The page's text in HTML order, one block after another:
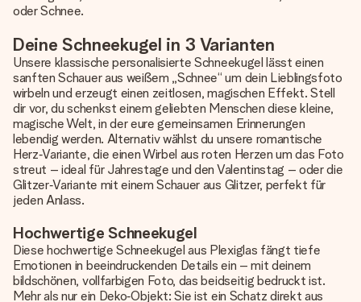
oder Schnee.
Deine Schneekugel in 3 Varianten
Unsere klassische personalisierte Schneekugel lässt einen
sanften Schauer aus weißem „Schnee“ um dein Lieblingsfoto
wirbeln und erzeugt einen zeitlosen, magischen Effekt. Stell
dir vor, du schenkst einem geliebten Menschen diese kleine,
magische Welt, in der eure gemeinsamen Erinnerungen
lebendig werden. Alternativ wählst du unsere romantische
Herz‑Variante, die einen Wirbel aus roten Herzen um das Foto
streut – ideal für Jahrestage und den Valentinstag – oder die
Glitzer‑Variante mit einem Schauer aus Glitzer, perfekt für
jeden Anlass.
Hochwertige Schneekugel
Diese hochwertige Schneekugel aus Plexiglas fängt tiefe
Emotionen in beeindruckenden Details ein – mit deinem
bildschönen, vollfarbigen Foto, das beidseitig bedruckt ist.
Mehr als nur ein Deko‑Objekt: Sie ist ein Schatz direkt aus